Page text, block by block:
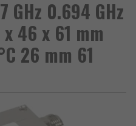
GHz 0.694 GHz
46 x 61 mm
26 mm 61